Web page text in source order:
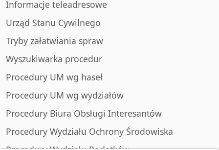
Informacje teleadresowe
Urząd Stanu Cywilnego
Tryby załatwiania spraw
Wyszukiwarka procedur
Procedury UM wg haseł
Procedury UM wg wydziałów
Procedury Biura Obsługi Interesantów
Procedury Wydziału Ochrony Środowiska